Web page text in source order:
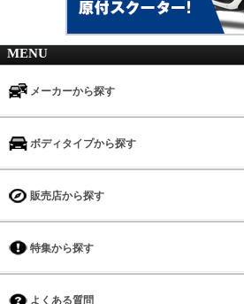
MENU
メーカーから探す
ボディタイプから探す
販売店から探す
特集から探す
よくある質問